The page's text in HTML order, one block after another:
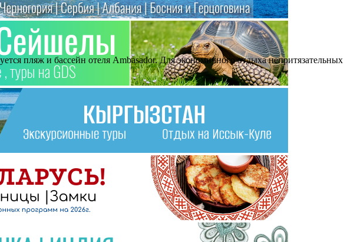
пляж и бассейн отеля Ambasador. Для экономичного отдыха непритязательных